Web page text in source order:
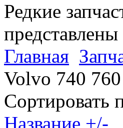
Редкие
Главная
Volvo 740 760
Сортировать
Название +/-